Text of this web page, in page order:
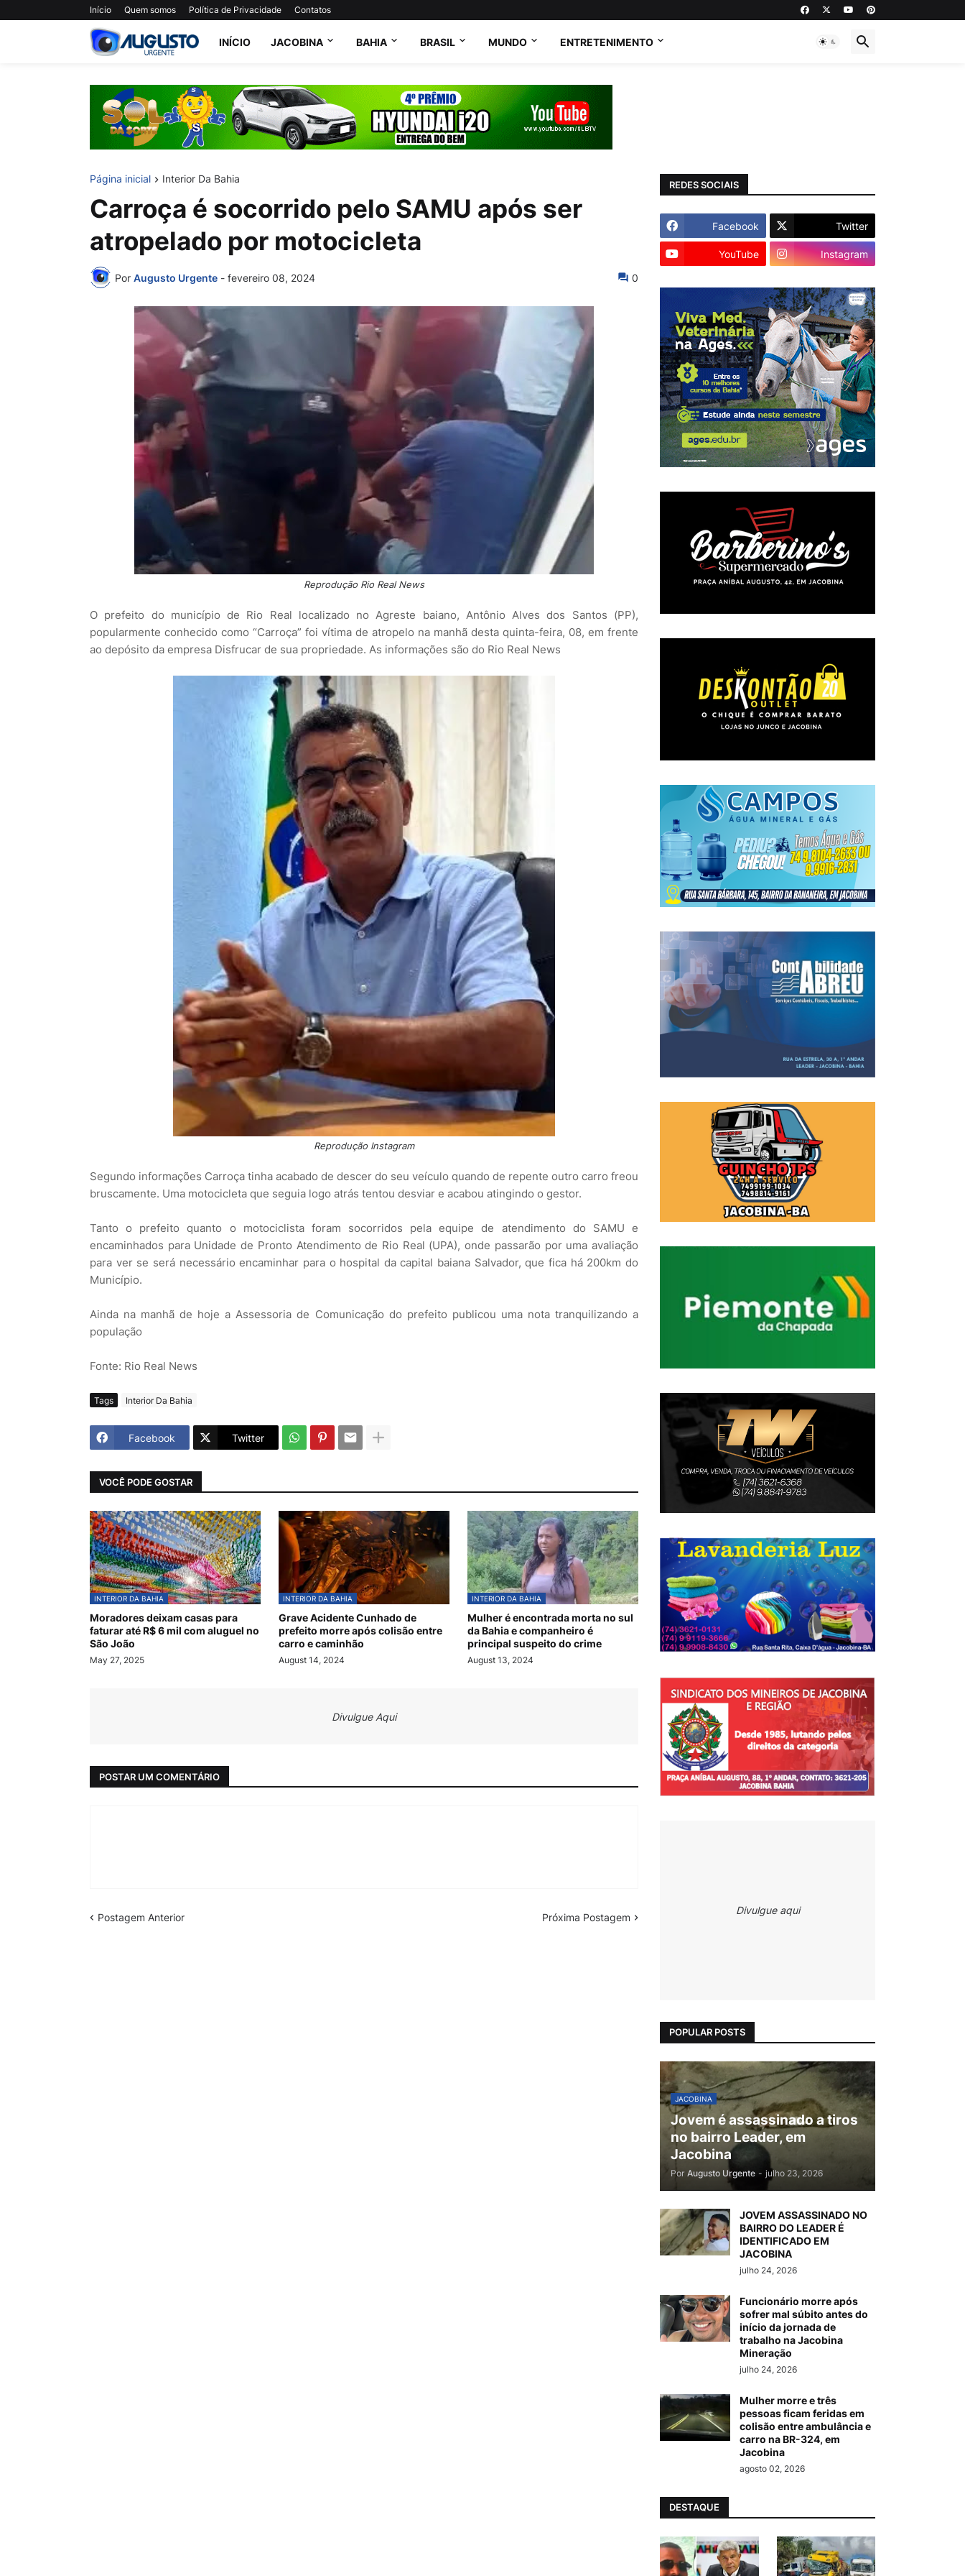
Início Quem somos Política de Privacidade Contatos
INÍCIO JACOBINA BAHIA BRASIL MUNDO ENTRETENIMENTO
Página inicial Interior Da Bahia
Carroça é socorrido pelo SAMU após ser
atropelado por motocicleta
Por Augusto Urgente - fevereiro 08, 2024 0
Reprodução Rio Real News
O prefeito do município de Rio Real localizado no Agreste baiano, Antônio Alves dos Santos (PP),
popularmente conhecido como “Carroça” foi vítima de atropelo na manhã desta quinta-feira, 08, em frente
ao depósito da empresa Disfrucar de sua propriedade. As informações são do Rio Real News
Reprodução Instagram
Segundo informações Carroça tinha acabado de descer do seu veículo quando de repente outro carro freou
bruscamente. Uma motocicleta que seguia logo atrás tentou desviar e acabou atingindo o gestor.
Tanto o prefeito quanto o motociclista foram socorridos pela equipe de atendimento do SAMU e
encaminhados para Unidade de Pronto Atendimento de Rio Real (UPA), onde passarão por uma avaliação
para ver se será necessário encaminhar para o hospital da capital baiana Salvador, que fica há 200km do
Município.
Ainda na manhã de hoje a Assessoria de Comunicação do prefeito publicou uma nota tranquilizando a
população
Fonte: Rio Real News
Tags Interior Da Bahia
Facebook Twitter
VOCÊ PODE GOSTAR
INTERIOR DA BAHIA
Moradores deixam casas para
faturar até R$ 6 mil com aluguel no
São João
May 27, 2025
INTERIOR DA BAHIA
Grave Acidente Cunhado de
prefeito morre após colisão entre
carro e caminhão
August 14, 2024
INTERIOR DA BAHIA
Mulher é encontrada morta no sul
da Bahia e companheiro é
principal suspeito do crime
August 13, 2024
Divulgue Aqui
POSTAR UM COMENTÁRIO
Postagem Anterior Próxima Postagem
REDES SOCIAIS
Facebook Twitter
YouTube Instagram
Divulgue aqui
POPULAR POSTS
JACOBINA
Jovem é assassinado a tiros
no bairro Leader, em
Jacobina
Por Augusto Urgente - julho 23, 2026
JOVEM ASSASSINADO NO
BAIRRO DO LEADER É
IDENTIFICADO EM
JACOBINA
julho 24, 2026
Funcionário morre após
sofrer mal súbito antes do
início da jornada de
trabalho na Jacobina
Mineração
julho 24, 2026
Mulher morre e três
pessoas ficam feridas em
colisão entre ambulância e
carro na BR-324, em
Jacobina
agosto 02, 2026
DESTAQUE